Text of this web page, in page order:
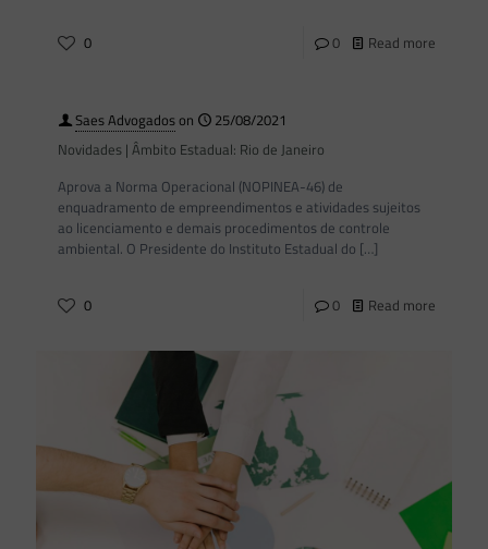
0 0 Read more
Saes Advogadoson
25/08/2021
Novidades | Âmbito Estadual: Rio de Janeiro
Aprova a Norma Operacional (NOPINEA-46) de
enquadramento de empreendimentos e atividades sujeitos
ao licenciamento e demais procedimentos de controle
ambiental. O Presidente do Instituto Estadual do […]
0 0 Read more